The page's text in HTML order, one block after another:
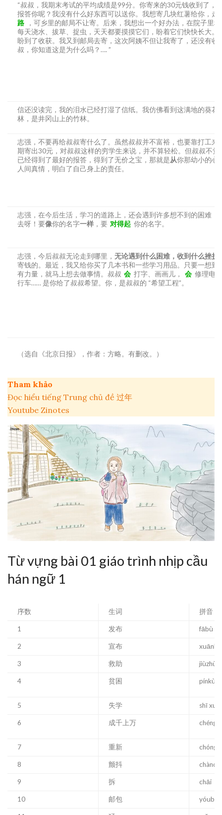
“叔叔，我期末考试的平均成绩是99分。你寄来的30元钱收到了，
报答你呢？我没有什么好东西可以送你。我想寄几块红薯给你，走
路
，可乡里的邮局不让寄。后来，我想出一个好办法，在院子里
每天浇水、拔草、捉虫，天天都要摸摸它们，盼着它们快快长大。
盼到了收获。我又到邮局去寄，这次阿姨不但让我寄了，还没有收
叔，你知道这是为什么吗？…. ”
信还没读完，我的泪水已经打湿了信纸。我仿佛看到这满地的葵花
林，是井冈山上的竹林。
志强，不要再给叔叔寄什么了。虽然叔叔并不富裕，也要靠打工来
期寄出30元，对叔叔这样的穷学生来说，并不算轻松。但叔叔不觉
已经得到了最好的报答，得到了无价之宝，那就是从你那幼小的心
人间真情，明白了自己身上的责任。
志强，在今后生活，学习的道路上，还会遇到许多想不到的困难，
去呀！要像你的名字一样 ，要 对得起 你的名字。
志强，今后叔叔无论走到哪里， 无论遇到什么困难，收到什么挫折
寄钱的。最近，我又给你买了几本书和一些学习用品。只要一想到
有力量，就马上想去做事情。叔叔 会 打字、画画儿， 会 修理电
行车…… 是你给了叔叔希望。你，是叔叔的 “希望工程”。
（选自《北京日报》，作者：方略。有删改。）
Tham khảo
Đọc hiểu tiếng Trung chủ đề 过年
Youtube Zinotes
Từ vựng bài 01 giáo trình nhịp cầu
hán ngữ 1
序数 生词 拼音
1 发布 fābù
2 宣布 xuānbù
3 救助 jiùzhù
4 贫困 pínkùn
5 失学 shī xué
6 成千上万 chéng
7 重新
8 颤抖
9 拆 chāi
10 邮包 yóubāo